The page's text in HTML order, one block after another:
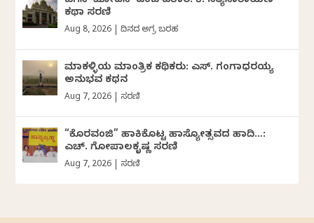
ಕಥಾ ಸರಣಿ
Aug 8, 2026 |ದಿನದ ಅಗ್ರ ಬರಹ
ಮಾಕಳ್ಳಿಯ ಮಾಂತ್ರಿಕ ಕಥಿಕರು: ಎಸ್. ಗಂಗಾಧರಯ್ಯ
ಅನುಭವ ಕಥನ
Aug 7, 2026 ಸರಣಿ
“ಕೊರವಂಜಿ” ಹಾಕಿಕೊಟ್ಟ ಹಾಸ್ಯೋತ್ಸವದ ಹಾದಿ…:
ಎಚ್. ಗೋಪಾಲಕೃಷ್ಣ ಸರಣಿ
Aug 7, 2026 ಸರಣಿ